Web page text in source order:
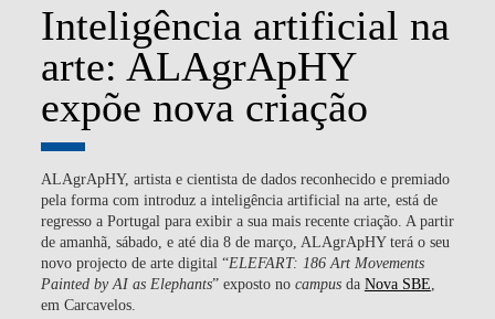
Inteligência artificial na
arte: ALAgrApHY
expõe nova criação
ALAgrApHY, artista e cientista de dados reconhecido e premiado
pela forma com introduz a inteligência artificial na arte, está de
regresso a Portugal para exibir a sua mais recente criação. A partir
de amanhã, sábado, e até dia 8 de março, ALAgrApHY terá o seu
novo projecto de arte digital “ELEFART: 186 Art Movements
Painted by AI as Elephants” exposto no campusda Nova SBE
em Carcavelos.